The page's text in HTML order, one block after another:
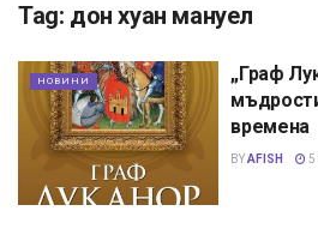
Tag: дон хуан мануел
НОВИНИ
„Граф
времена
BYAFISH 5